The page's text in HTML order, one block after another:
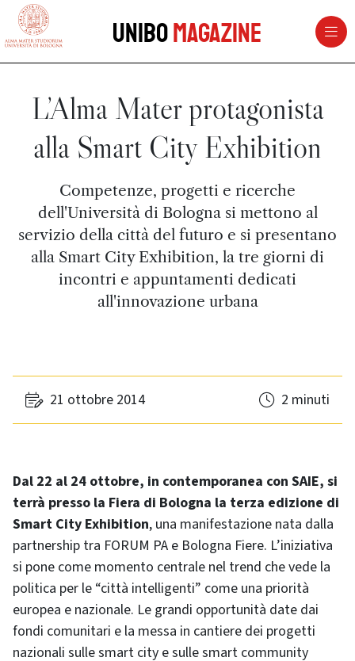
vai al contenuto della pagina
UniboMagazine
L’Alma Mater protagonista
alla Smart City Exhibition
Competenze, progetti e ricerche
dell'Università di Bologna si mettono al
servizio della città del futuro e si presentano
alla Smart City Exhibition, la tre giorni di
incontri e appuntamenti dedicati
all'innovazione urbana
21 ottobre 2014 2 minuti
Dal 22 al 24 ottobre, in contemporanea con SAIE, si
terrà presso la Fiera di Bologna la terza edizione di
Smart City Exhibition, una manifestazione nata dalla
partnership tra FORUM PA e Bologna Fiere. L’iniziativa
si pone come momento centrale nel trend che vede la
politica per le “città intelligenti” come una priorità
europea e nazionale. Le grandi opportunità date dai
fondi comunitari e la messa in cantiere dei progetti
nazionali sulle smart city e sulle smart community